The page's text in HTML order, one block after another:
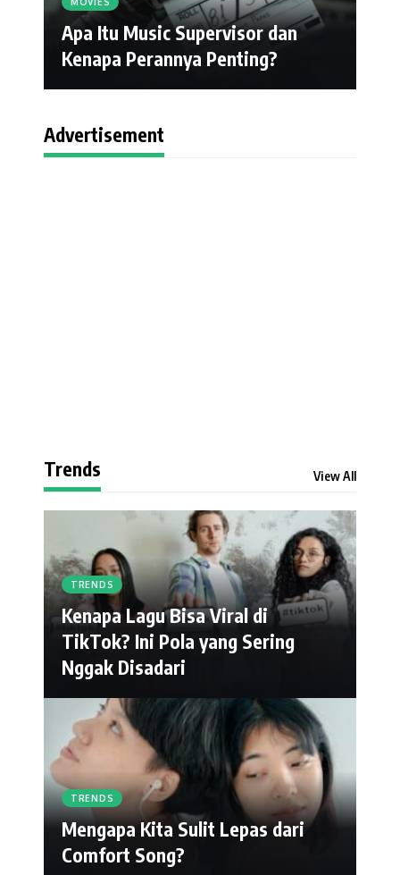
Apa Itu Music Supervisor dan
Kenapa Perannya Penting?
Advertisement
Trends View All
TRENDS
Kenapa Lagu Bisa Viral di
TikTok? Ini Pola yang Sering
Nggak Disadari
TRENDS
Mengapa Kita Sulit Lepas dari
Comfort Song?